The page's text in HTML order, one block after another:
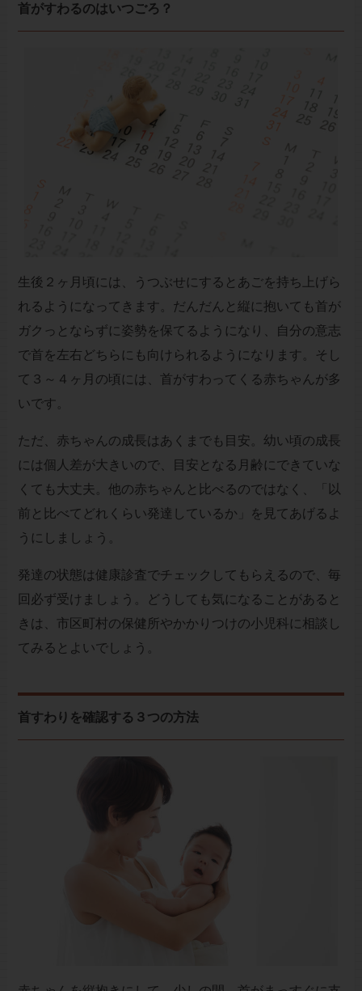
首がすわるのはいつごろ？
生後２ヶ月頃には、うつぶせにするとあごを持ち上げら
れるようになってきます。だんだんと縦に抱いても首が
ガクっとならずに姿勢を保てるようになり、自分の意志
で首を左右どちらにも向けられるようになります。そし
て３～４ヶ月の頃には、首がすわってくる赤ちゃんが多
いです。
ただ、赤ちゃんの成長はあくまでも目安。幼い頃の成長
には個人差が大きいので、目安となる月齢にできていな
くても大丈夫。他の赤ちゃんと比べるのではなく、「以
前と比べてどれくらい発達しているか」を見てあげるよ
うにしましょう。
発達の状態は健康診査でチェックしてもらえるので、毎
回必ず受けましょう。どうしても気になることがあると
きは、市区町村の保健所やかかりつけの小児科に相談し
てみるとよいでしょう。
首すわりを確認する３つの方法